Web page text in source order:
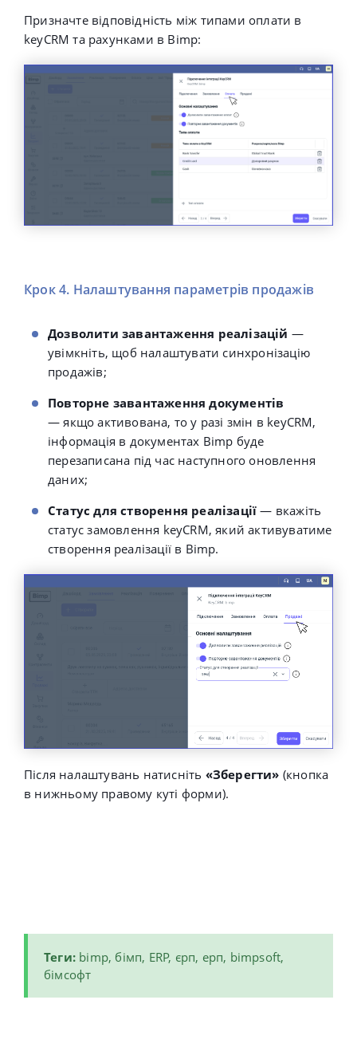
Призначте відповідність між типами оплати в
keyCRM та рахунками в Bimp:
Крок 4. Налаштування параметрів продажів
Дозволити завантаження реалізацій —
увімкніть, щоб налаштувати синхронізацію
продажів;
Повторне завантаження документів
— якщо активована, тоу разі змін в keyCRM,
інформація в документах Bimp буде
перезаписана під час наступного оновлення
даних;
Статус для створення реалізації — вкажіть
статус замовлення keyCRM, який активуватиме
створення реалізації в Bimp.
Після налаштувань натисніть «Зберегти» (кнопка
в нижньому правому куті форми).
Теги: bimp, бімп, ERP, єрп, ерп, bimpsoft,
бімсофт